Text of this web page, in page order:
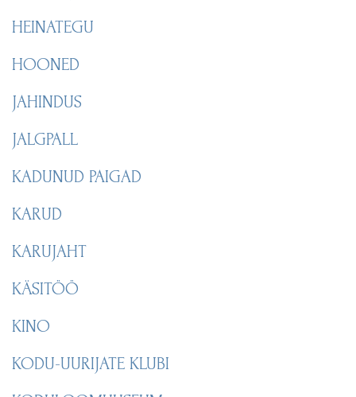
HEINATEGU
HOONED
JAHINDUS
JALGPALL
KADUNUD PAIGAD
KARUD
KARUJAHT
KÄSITÖÖ
KINO
KODU-UURIJATE KLUBI